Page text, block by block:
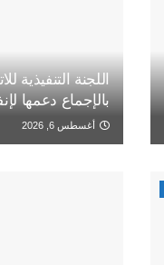
اللجنة التنفيذية
بالإجماع دعمها
أغسطس 6, 2026